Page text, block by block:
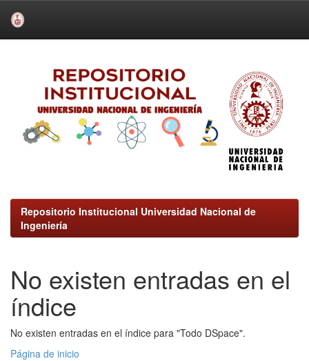
Repositorio Institucional Universidad Nacional de
Ingeniería
No existen entradas en el
índice
No existen entradas en el índice para "Todo DSpace".
Página de inicio